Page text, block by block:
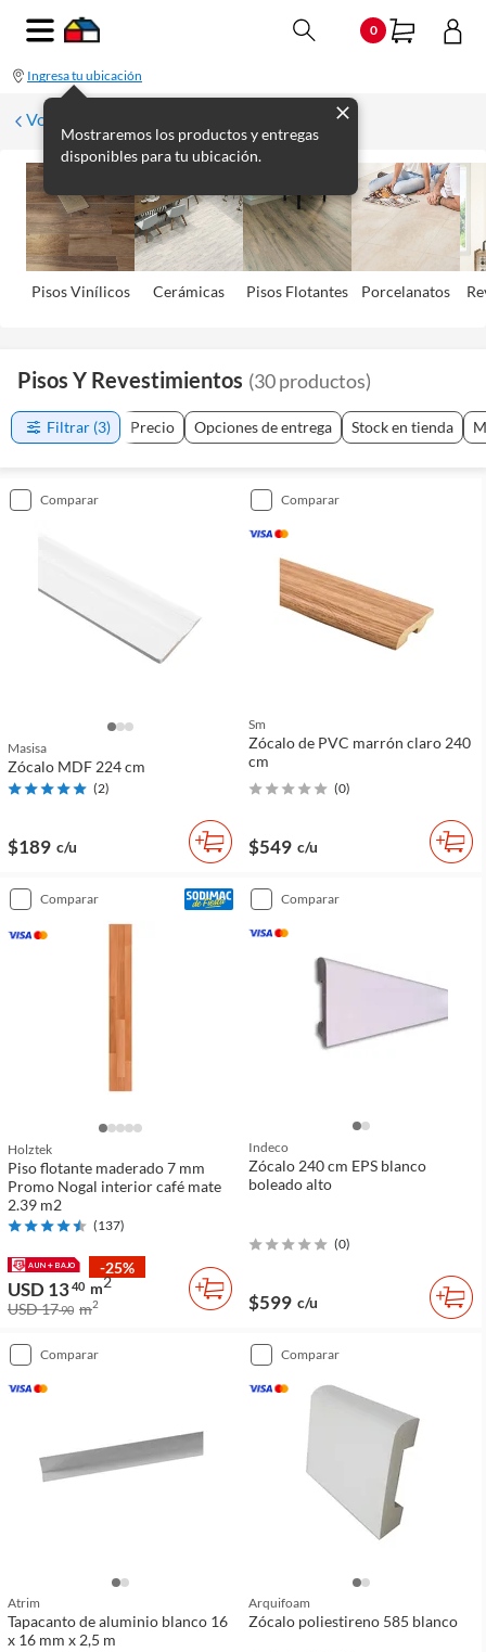
0
Ingresa tu ubicación
Mostraremos los productos y entregas
disponibles para tu ubicación.
Volver
Pisos Viní­licos Cerámicas Pisos Flotantes Porcelanatos
Pisos Y Revestimientos (30productos)
Filtrar (3) Precio Opciones de entrega Stock en tienda
comparar
Masisa
Zócalo MDF 224 cm
(2)
$189 c/u
comparar
Sm
Zócalo de PVC marrón claro 240
cm
(0)
$549 c/u
comparar
Holztek
Piso flotante maderado 7 mm
Promo Nogal interior café mate
2.39 m2
(137)
-25%
USD 1340 m2
USD 1790 m2
comparar
Indeco
Zócalo 240 cm EPS blanco
boleado alto
(0)
$599 c/u
comparar
Atrim
Tapacanto de aluminio blanco 16
x 16 mm x 2,5 m
comparar
Arquifoam
Zócalo poliestireno 585 blanco